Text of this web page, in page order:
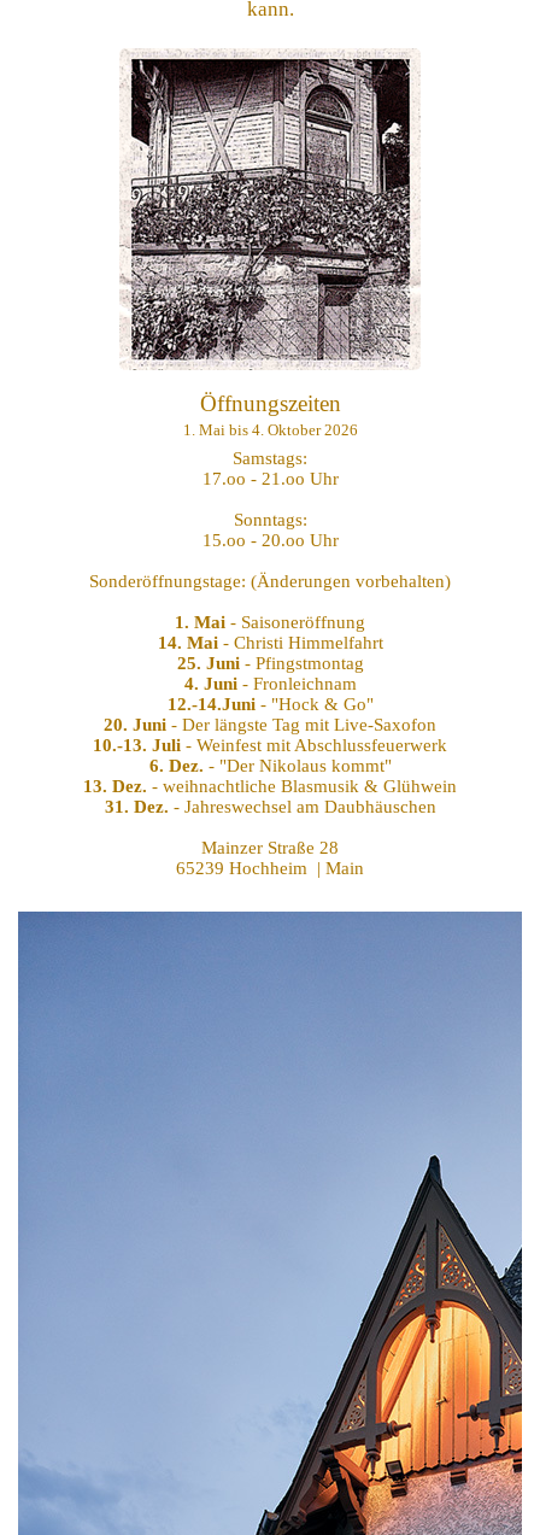
kann.
Öffnungszeiten
1. Mai bis 4. Oktober 2026
Samstags:
17.oo - 21.oo Uhr
Sonntags:
15.oo - 20.oo Uhr
Sonderöffnungstage: (Änderungen vorbehalten)
1. Mai - Saisoneröffnung
14. Mai- Christi Himmelfahrt
25. Juni- Pfingstmontag
4. Juni- Fronleichnam
12.-14.Juni- "Hock & Go"
20. Juni - Der längste Tag mit Live-Saxofon
10.-13. Juli - Weinfest mit Abschlussfeuerwerk
6. Dez. - "Der Nikolaus kommt"
13. Dez. - weihnachtliche Blasmusik & Glühwein
31. Dez. - Jahreswechsel am Daubhäuschen
Mainzer Straße 28
65239 Hochheim | Main